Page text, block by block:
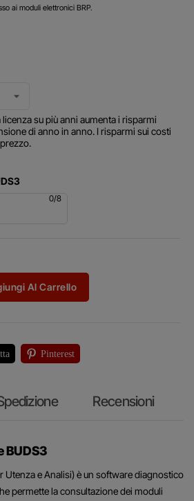
ai moduli elettronici BRP.
su più anni aumenta i risparmi
di anno in anno. I risparmi sui costi
0/8
Al Carrello
Pinterest
Recensioni
BUDS3
Utenza e Analisi) è un software diagnostico
permette la consultazione dei moduli